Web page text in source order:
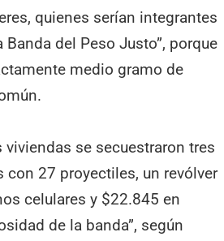
quienes serían integrantes
del Peso Justo”, porque
medio gramo de
se secuestraron tres
27 proyectiles, un revólver
celulares y $22.845 en
de la banda”, según